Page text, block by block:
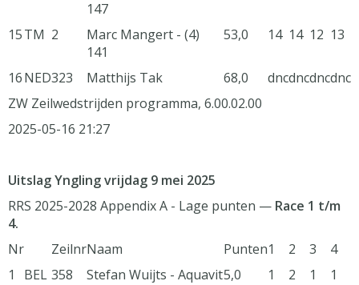
147
15TM 2
Marc Mangert - (4)
141
53,0 14 14 12 13
16NED323 Matthijs Tak 68,0 dncdncdncdnc
ZW Zeilwedstrijden programma, 6.00.02.00
2025-05-16 21:27
Uitslag Yngling vrijdag 9 mei 2025
RRS 2025-2028 Appendix A - Lage punten — Race 1 t/m
4.
Nr
ZeilnrNaam Punten1 2 3
4
1
BEL 358 Stefan Wuijts - Aquavit5,0 1 2 1
1